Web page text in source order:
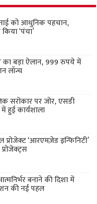
को आधुनिक पहचान,
‘पंचा’
का बड़ा ऐलान, 999 रुपये में
लॉन्च
सरोकार पर जोर, एसडी
हुई कार्यशाला
‘आरएमज़ेड इन्फिनिटी’
बनाने की दिशा में
की नई पहल